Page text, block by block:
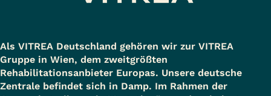
Als VITREA Deutschland gehören wir zur VITREA
Gruppe in Wien, dem zweitgrößten
Rehabilitationsanbieter Europas. Unsere deutsche
Zentrale befindet sich in Damp. Im Rahmen der